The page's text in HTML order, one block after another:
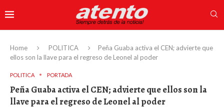
Home POLITICA
Peña Guaba activa el CEN; advierte que
ellos son la llave para el regreso de Leonel al poder
POLITICA PORTADA
Peña Guaba activa el CEN; advierte que ellos son la
llave para el regreso de Leonel al poder